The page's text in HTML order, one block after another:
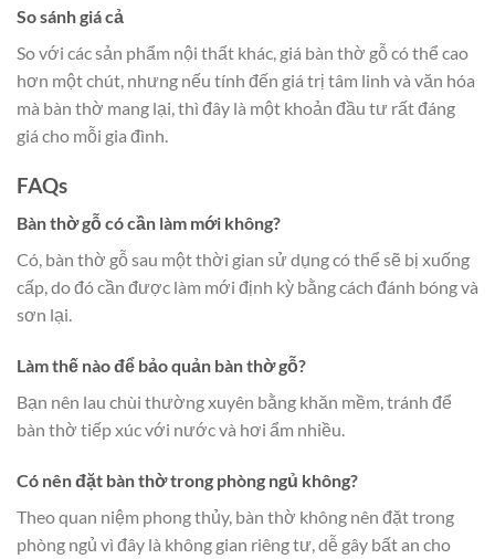
So sánh giá cả
So với các sản phẩm nội thất khác, giá bàn thờ gỗ có thể cao
hơn một chút, nhưng nếu tính đến giá trị tâm linh và văn hóa
mà bàn thờ mang lại, thì đây là một khoản đầu tư rất đáng
giá cho mỗi gia đình.
FAQs
Bàn thờ gỗ có cần làm mới không?
Có, bàn thờ gỗ sau một thời gian sử dụng có thể sẽ bị xuống
cấp, do đó cần được làm mới định kỳ bằng cách đánh bóng và
sơn lại.
Làm thế nào để bảo quản bàn thờ gỗ?
Bạn nên lau chùi thường xuyên bằng khăn mềm, tránh để
bàn thờ tiếp xúc với nước và hơi ẩm nhiều.
Có nên đặt bàn thờ trong phòng ngủ không?
Theo quan niệm phong thủy, bàn thờ không nên đặt trong
phòng ngủ vì đây là không gian riêng tư, dễ gây bất an cho